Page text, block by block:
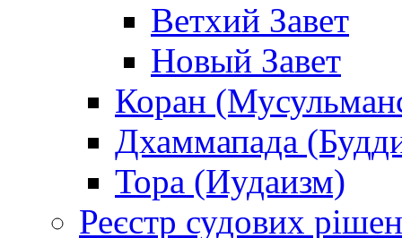
Ветхий Завет
Новый Завет
Коран
Дхаммапада
Тора (Иудаизм)
Реєстр судових